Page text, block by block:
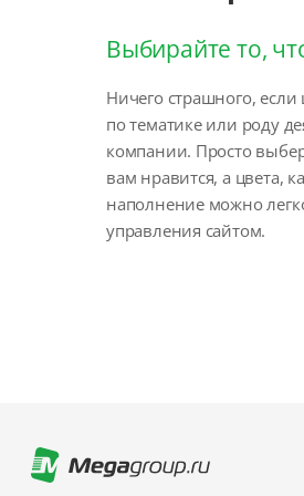
Выбирайте то,
Ничего страшного,
по тематике или роду
компании. Просто
вам нравится, а цвета,
наполнение можно
управления сайтом.